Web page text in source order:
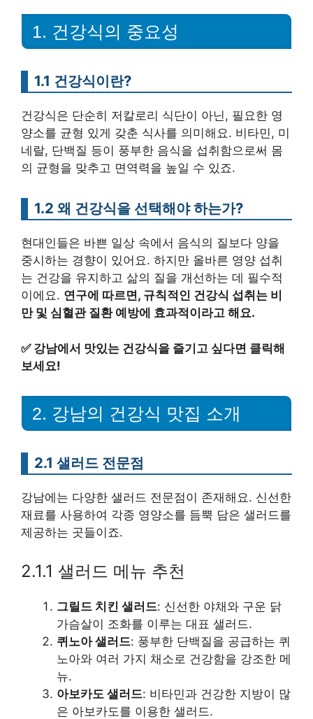
1. 건강식의 중요성
1.1 건강식이란?
건강식은 단순히 저칼로리 식단이 아닌, 필요한 영
양소를 균형 있게 갖춘 식사를 의미해요. 비타민, 미
네랄, 단백질 등이 풍부한 음식을 섭취함으로써 몸
의 균형을 맞추고 면역력을 높일 수 있죠.
1.2 왜 건강식을 선택해야 하는가?
현대인들은 바쁜 일상 속에서 음식의 질보다 양을
중시하는 경향이 있어요. 하지만 올바른 영양 섭취
는 건강을 유지하고 삶의 질을 개선하는 데 필수적
이에요. 연구에 따르면, 규칙적인 건강식 섭취는 비
만 및 심혈관 질환 예방에 효과적이라고 해요.
✅ 강남에서 맛있는 건강식을 즐기고 싶다면 클릭해
보세요!
2. 강남의 건강식 맛집 소개
2.1 샐러드 전문점
강남에는 다양한 샐러드 전문점이 존재해요. 신선한
재료를 사용하여 각종 영양소를 듬뿍 담은 샐러드를
제공하는 곳들이죠.
2.1.1 샐러드 메뉴 추천
그릴드 치킨 샐러드: 신선한 야채와 구운 닭
가슴살이 조화를 이루는 대표 샐러드.
퀴노아 샐러드: 풍부한 단백질을 공급하는 퀴
노아와 여러 가지 채소로 건강함을 강조한 메
뉴.
아보카도 샐러드: 비타민과 건강한 지방이 많
은 아보카도를 이용한 샐러드.